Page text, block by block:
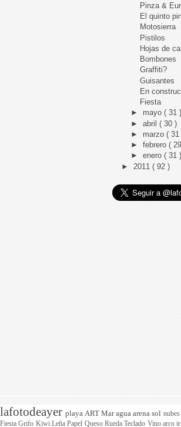
Pinza &
El quinto
Motosierra
Pistilos
Hojas de
Bombones
Graffiti?
Guisantes
En
Fiesta
► mayo ( 31 )
► abril ( 30 )
► marzo ( 31
► febrero (
► enero ( 31 )
► 2011 ( 92 )
lafotodeayerplaya ARTMaraguaarenasol nubes
FiestaGrifo KiwiLeñaPapel QuesoRuedaTeclado Vinoarco